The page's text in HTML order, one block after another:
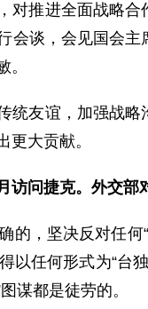
对推进全面战略
会谈，会见国会
统友谊，加强战
大贡献。
访问捷克。外交部
的，坚决反对任
任何形式为“台
谋都是徒劳的。